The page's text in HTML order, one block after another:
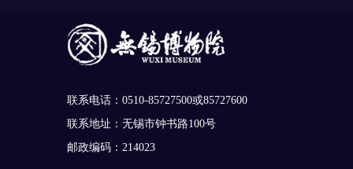
联系电话：0510-85727500或85727600
联系地址：无锡市钟书路100号
邮政编码：214023